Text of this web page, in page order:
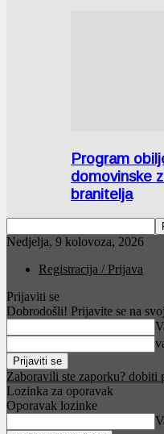
Program
domovinske
branitelja
Nedjelja, 9 kolovoza, 2026
Registracija / Prijava
Prijaviti se
Dobrodošli! Prijavite se na
Zaboravili ste zaporku? dobiti
Lozinka za oporavak
Oporavak lozinke